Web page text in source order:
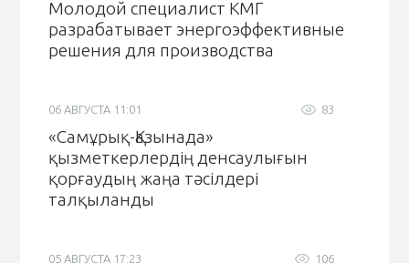
Молодой специалист КМГ
разрабатывает энергоэффективные
решения для производства
83
06 АВГУСТА 11:01
«Самұрық-Қазынада»
қызметкерлердің денсаулығын
қорғаудың жаңа тәсілдері
талқыланды
106
05 АВГУСТА 17:23